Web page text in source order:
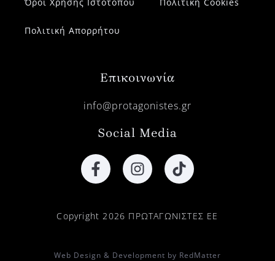
Πολιτική Απορρήτου
Επικοινωνία
info@protagonistes.gr
Social Media
Copyright 2026 ΠΡΩΤΑΓΩΝΙΣΤΕΣ ΕΕ
Web Design & Development by RedMatter